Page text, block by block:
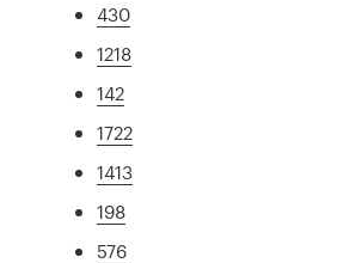
430
1218
142
1722
1413
198
576